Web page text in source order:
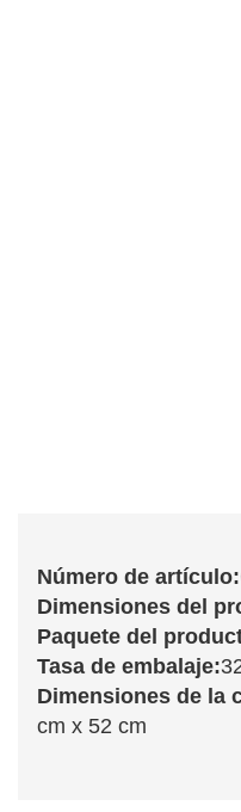
Número de artículo:
Dimensiones del
Paquete del
Tasa de embalaje:
Dimensiones de la
cm x 52 cm